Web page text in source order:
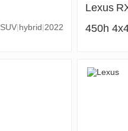
2022
hybrid
SUV
Lexus
450h